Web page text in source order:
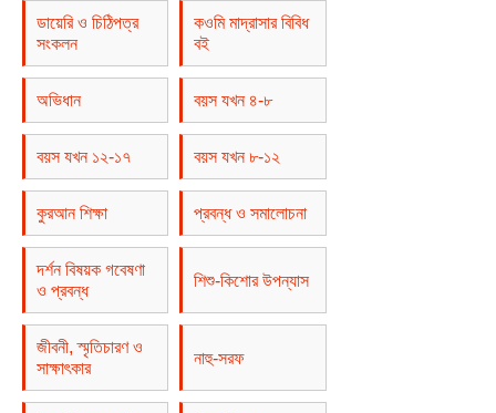
ডায়েরি ও চিঠিপত্র
সংকলন
কওমি মাদ্রাসার বিবিধ
বই
অভিধান বয়স যখন ৪-৮
বয়স যখন ১২-১৭ বয়স যখন ৮-১২
কুরআন শিক্ষা প্রবন্ধ ও সমালোচনা
দর্শন বিষয়ক গবেষণা
ও প্রবন্ধ
শিশু-কিশোর উপন্যাস
জীবনী, স্মৃতিচারণ ও
সাক্ষাৎকার
নাহু-সরফ